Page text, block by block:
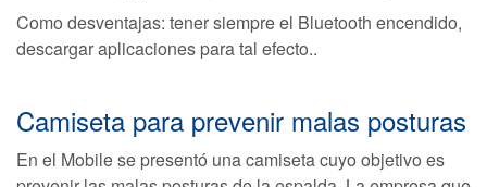
Como desventajas: tener siempre el Bluetooth encendido,
descargar aplicaciones para tal efecto..
Camiseta para prevenir malas posturas
En el Mobile se presentó una camiseta cuyo objetivo es